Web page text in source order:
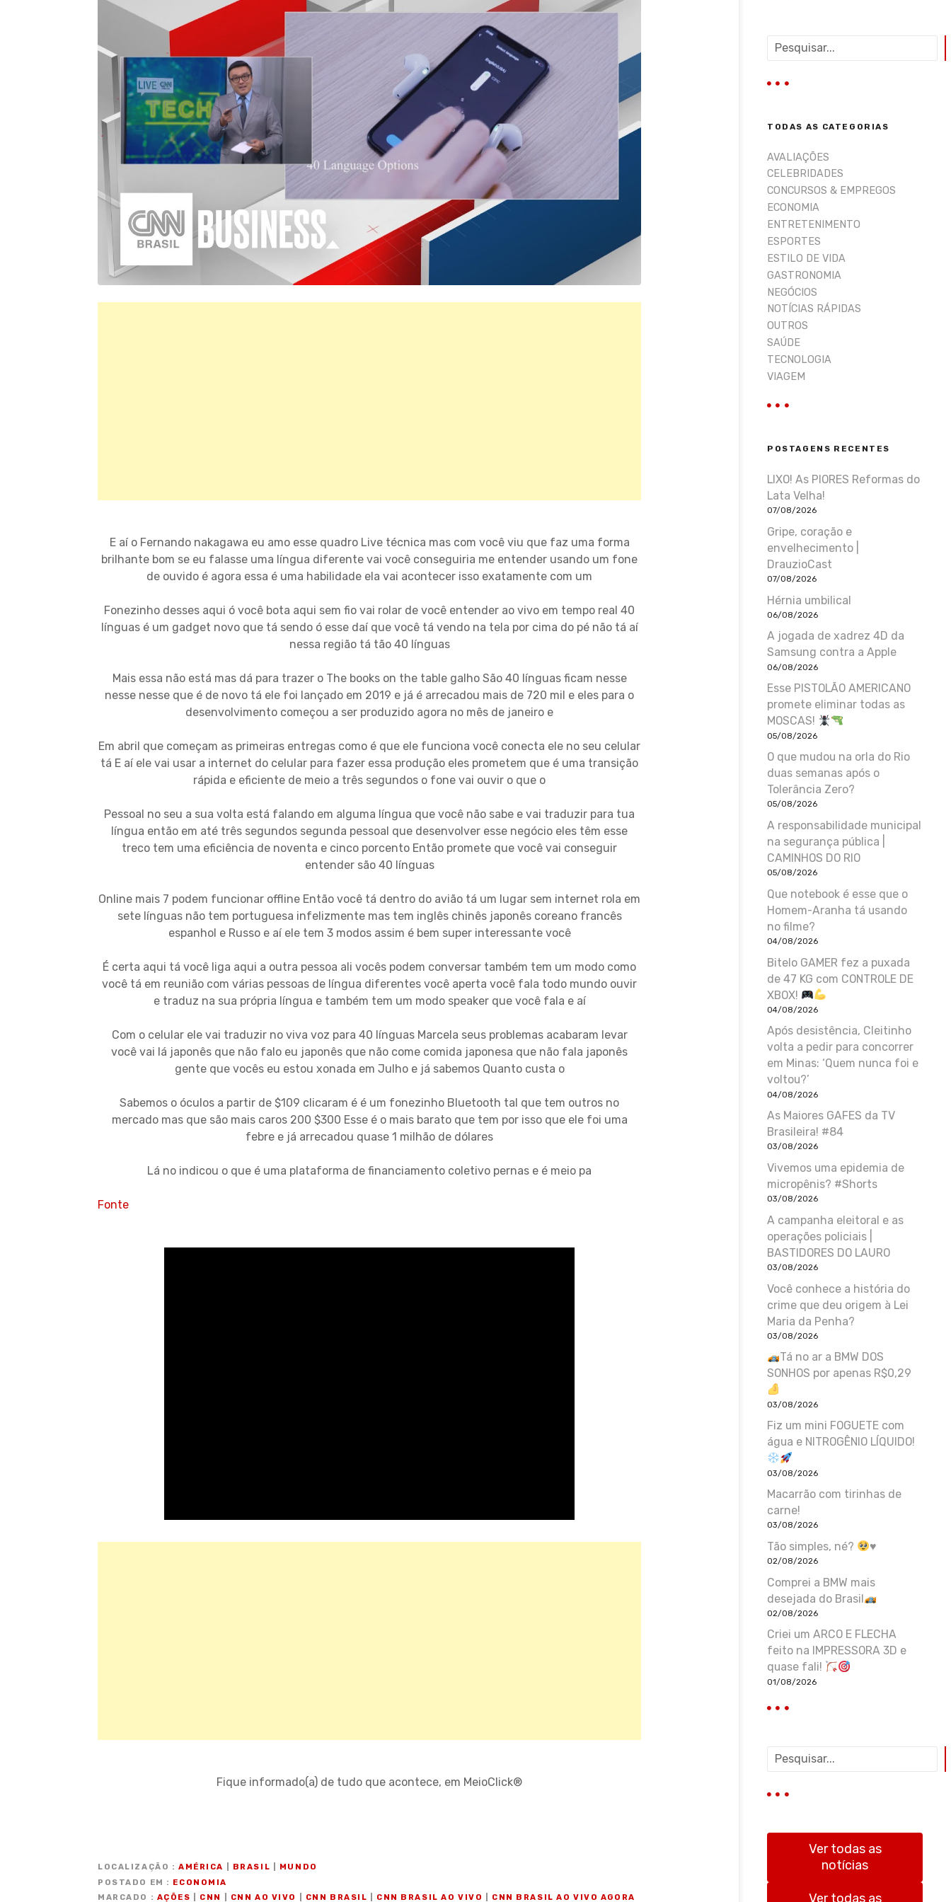
E aí o Fernando nakagawa eu amo esse quadro Live técnica mas com você viu que faz uma forma
brilhante bom se eu falasse uma língua diferente vai você conseguiria me entender usando um fone
de ouvido é agora essa é uma habilidade ela vai acontecer isso exatamente com um
Fonezinho desses aqui ó você bota aqui sem fio vai rolar de você entender ao vivo em tempo real 40
línguas é um gadget novo que tá sendo ó esse daí que você tá vendo na tela por cima do pé não tá aí
nessa região tá tão 40 línguas
Mais essa não está mas dá para trazer o The books on the table galho São 40 línguas ficam nesse
nesse nesse que é de novo tá ele foi lançado em 2019 e já é arrecadou mais de 720 mil e eles para o
desenvolvimento começou a ser produzido agora no mês de janeiro e
Em abril que começam as primeiras entregas como é que ele funciona você conecta ele no seu celular
tá E aí ele vai usar a internet do celular para fazer essa produção eles prometem que é uma transição
rápida e eficiente de meio a três segundos o fone vai ouvir o que o
Pessoal no seu a sua volta está falando em alguma língua que você não sabe e vai traduzir para tua
língua então em até três segundos segunda pessoal que desenvolver esse negócio eles têm esse
treco tem uma eficiência de noventa e cinco porcento Então promete que você vai conseguir
entender são 40 línguas
Online mais 7 podem funcionar offline Então você tá dentro do avião tá um lugar sem internet rola em
sete línguas não tem portuguesa infelizmente mas tem inglês chinês japonês coreano francês
espanhol e Russo e aí ele tem 3 modos assim é bem super interessante você
É certa aqui tá você liga aqui a outra pessoa ali vocês podem conversar também tem um modo como
você tá em reunião com várias pessoas de língua diferentes você aperta você fala todo mundo ouvir
e traduz na sua própria língua e também tem um modo speaker que você fala e aí
Com o celular ele vai traduzir no viva voz para 40 línguas Marcela seus problemas acabaram levar
você vai lá japonês que não falo eu japonês que não come comida japonesa que não fala japonês
gente que vocês eu estou xonada em Julho e já sabemos Quanto custa o
Sabemos o óculos a partir de $109 clicaram é é um fonezinho Bluetooth tal que tem outros no
mercado mas que são mais caros 200 $300 Esse é o mais barato que tem por isso que ele foi uma
febre e já arrecadou quase 1 milhão de dólares
Lá no indicou o que é uma plataforma de financiamento coletivo pernas e é meio pa
Fonte
Fique informado(a) de tudo que acontece, em MeioClick®
LOCALIZAÇÃO AMÉRICA BRASIL
MUNDO
POSTADO EM
ECONOMIA
MARCADO
AÇÕES CNN CNN AO VIVO CNN BRASIL CNN BRASIL AO VIVO
CNN BRASIL AO VIVO AGORA
q
s
r
TODAS AS CATEGORIAS
AVALIAÇÕES
CELEBRIDADES
CONCURSOS & EMPREGOS
ECONOMIA
ENTRETENIMENTO
ESPORTES
ESTILO DE VIDA
GASTRONOMIA
NEGÓCIOS
NOTÍCIAS RÁPIDAS
OUTROS
SAÚDE
TECNOLOGIA
VIAGEM
POSTAGENS RECENTES
LIXO! As PIORES Reformas do
Lata Velha!
07/08/2026
Gripe, coração e
envelhecimento |
DrauzioCast
07/08/2026
Hérnia umbilical
06/08/2026
A jogada de xadrez 4D da
Samsung contra a Apple
06/08/2026
Esse PISTOLÃO AMERICANO
promete eliminar todas as
MOSCAS!
05/08/2026
O que mudou na orla do Rio
duas semanas após o
Tolerância Zero?
05/08/2026
A responsabilidade municipal
na segurança pública |
CAMINHOS DO RIO
05/08/2026
Que notebook é esse que o
Homem-Aranha tá usando
no filme?
04/08/2026
Bitelo GAMER fez a puxada
de 47 KG com CONTROLE DE
XBOX!
04/08/2026
Após desistência, Cleitinho
volta a pedir para concorrer
em Minas: ‘Quem nunca foi e
voltou?’
04/08/2026
As Maiores GAFES da TV
Brasileira! #84
03/08/2026
Vivemos uma epidemia de
micropênis? #Shorts
03/08/2026
A campanha eleitoral e as
operações policiais |
BASTIDORES DO LAURO
03/08/2026
Você conhece a história do
crime que deu origem à Lei
Maria da Penha?
03/08/2026
Tá no ar a BMW DOS
SONHOS por apenas R$0,29
03/08/2026
Fiz um mini FOGUETE com
água e NITROGÊNIO LÍQUIDO!
03/08/2026
Macarrão com tirinhas de
carne!
03/08/2026
Tão simples, né? ♥️
02/08/2026
Comprei a BMW mais
desejada do Brasil
02/08/2026
Criei um ARCO E FLECHA
feito na IMPRESSORA 3D e
quase fali!
01/08/2026
q
Ver todas as
notícias
Ver todas as